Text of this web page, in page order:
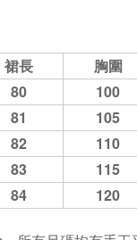
裙長 胸圍
80 100
81 105
82 110
83 115
84 120